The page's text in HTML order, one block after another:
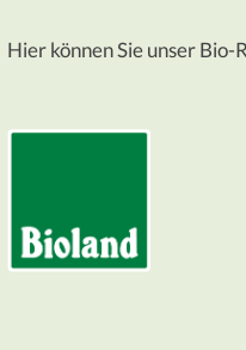
Hier können Sie unser